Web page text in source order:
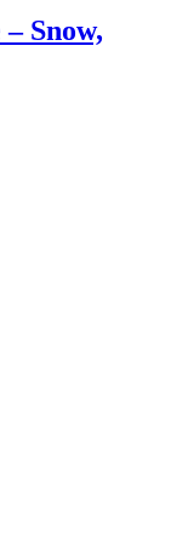
Snow,